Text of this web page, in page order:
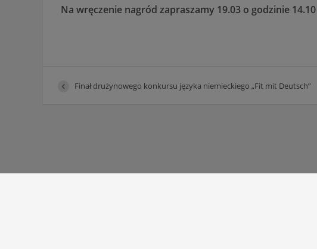
Na wręczenie nagród zapraszamy 19.03 o godzinie 14.10
Finał drużynowego konkursu języka niemieckiego „Fit mit Deutsch”